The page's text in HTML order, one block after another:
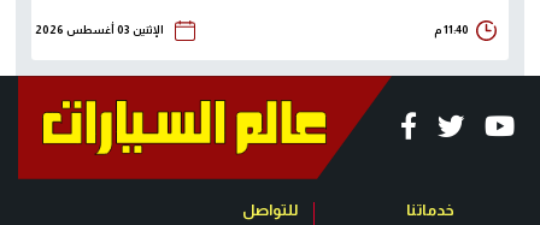
11:40 م الإثنين 03 أغسطس 2026
خدماتنا للتواصل